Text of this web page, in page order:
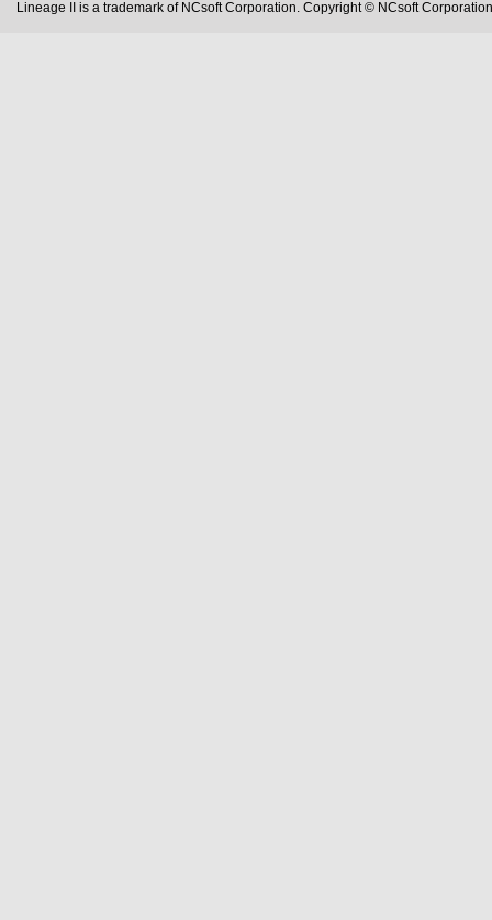
Lineage II is a trademark of NCsoft Corporation. Copyright © NCsoft